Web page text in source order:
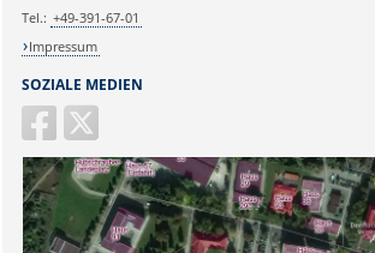
SOZIALE MEDIEN
Tel.: +49-391-67-01
Impressum